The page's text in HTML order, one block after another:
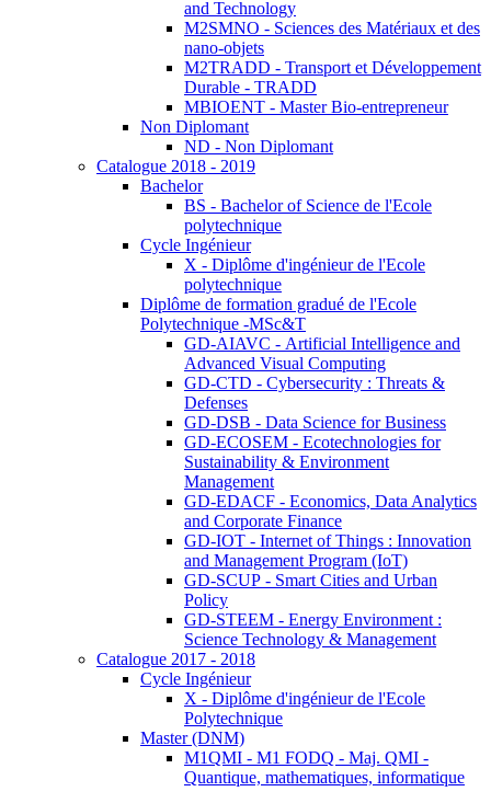
and Technology
M2SMNO - Sciences des Matériaux et des
nano-objets
M2TRADD - Transport et Développement
Durable - TRADD
MBIOENT - Master Bio-entrepreneur
Non Diplomant
ND - Non Diplomant
Catalogue 2018 - 2019
Bachelor
BS - Bachelor of Science de l'Ecole
polytechnique
Cycle Ingénieur
X - Diplôme d'ingénieur de l'Ecole
polytechnique
Diplôme de formation gradué de l'Ecole
Polytechnique -MSc&T
GD-AIAVC - Artificial Intelligence and
Advanced Visual Computing
GD-CTD - Cybersecurity : Threats &
Defenses
GD-DSB - Data Science for Business
GD-ECOSEM - Ecotechnologies for
Sustainability & Environment
Management
GD-EDACF - Economics, Data Analytics
and Corporate Finance
GD-IOT - Internet of Things : Innovation
and Management Program (IoT)
GD-SCUP - Smart Cities and Urban
Policy
GD-STEEM - Energy Environment :
Science Technology & Management
Catalogue 2017 - 2018
Cycle Ingénieur
X - Diplôme d'ingénieur de l'Ecole
Polytechnique
Master (DNM)
M1QMI - M1 FODQ - Maj. QMI -
Quantique, mathematiques, informatique